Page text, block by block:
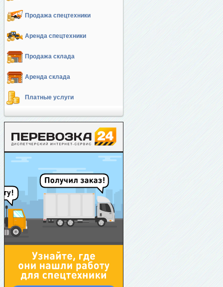
Продажа спецтехники
Аренда спецтехники
Продажа склада
Аренда склада
Платные услуги